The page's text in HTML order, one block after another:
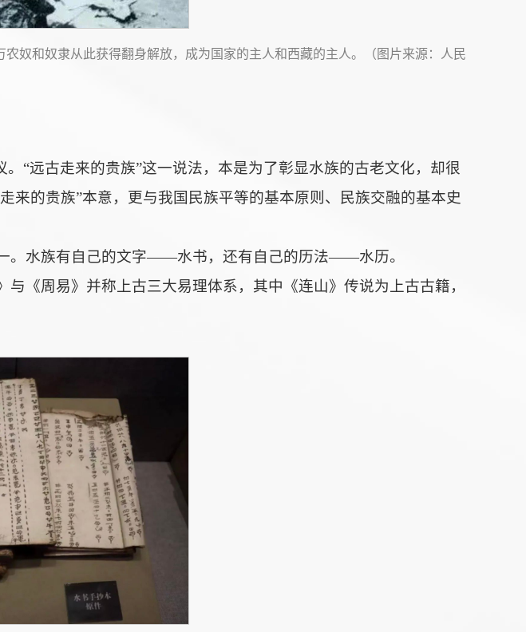
奴和奴隶从此获得翻身解放，成为国家的主人和西藏的主人。（图片来源：人民
“远古走来的贵族”这一说法，本是为了彰显水族的古老文化，却很
来的贵族”本意，更与我国民族平等的基本原则、民族交融的基本史
。水族有自己的文字——水书，还有自己的历法——水历。
《周易》并称上古三大易理体系，其中《连山》传说为上古古籍，